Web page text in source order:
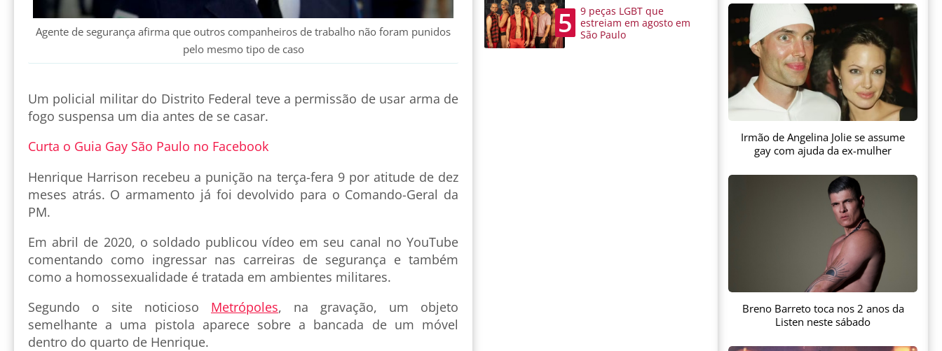
Agente de segurança afirma que outros companheiros de trabalho não foram punidos
pelo mesmo tipo de caso
Um policial militar do Distrito Federal teve a permissão de usar arma de
fogo suspensa um dia antes de se casar.
Curta o Guia Gay São Paulo no Facebook
Henrique Harrison recebeu a punição na terça-fera 9 por atitude de dez
meses atrás. O armamento já foi devolvido para o Comando-Geral da
PM.
Em abril de 2020, o soldado publicou vídeo em seu canal no YouTube
comentando como ingressar nas carreiras de segurança e também
como a homossexualidade é tratada em ambientes militares.
Segundo o site noticioso Metrópoles, na gravação, um objeto
semelhante a uma pistola aparece sobre a bancada de um móvel
dentro do quarto de Henrique.
5
9 peças LGBT que
estreiam em agosto em
São Paulo
Irmão de Angelina Jolie se assume
gay com ajuda da ex-mulher
Breno Barreto toca nos 2 anos da
Listen neste sábado